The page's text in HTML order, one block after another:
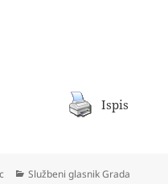
Ispis
Kategorije
Službeni glasnik Grada